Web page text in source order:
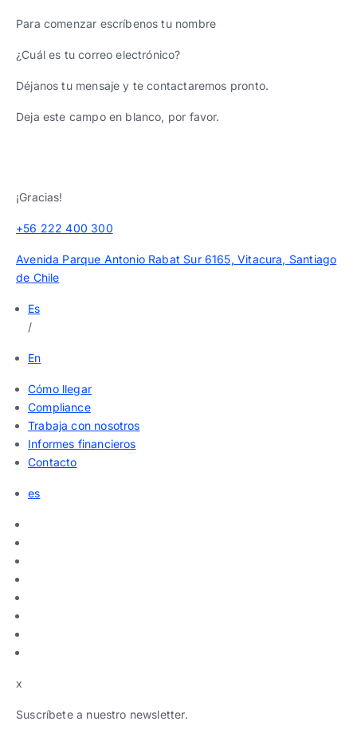
Para comenzar escríbenos tu nombre
¿Cuál es tu correo electrónico?
Déjanos tu mensaje y te contactaremos pronto.
Deja este campo en blanco, por favor.
¡Gracias!
+56 222 400 300
Avenida Parque Antonio Rabat Sur 6165, Vitacura, Santiago
de Chile
Es
/
En
Cómo llegar
Compliance
Trabaja con nosotros
Informes financieros
Contacto
es
x
Suscríbete a nuestro newsletter.